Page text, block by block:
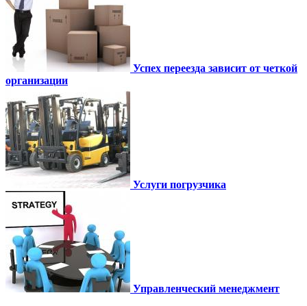
Успех переезда зависит от четкой
организации
Услуги погрузчика
Управленческий менеджмент